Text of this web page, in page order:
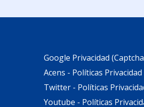
Google Privacidad
Acens - Políticas Privacidad
Twitter - Políticas
Youtube - Políticas